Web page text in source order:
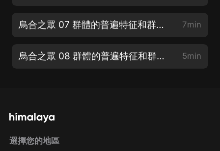
烏合之眾 07 群體的普遍特征和群體思維二 7min
烏合之眾 08 群體的普遍特征和群體思維三 5min
選擇您的地區